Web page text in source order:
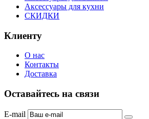
Аксессуары для кухни
СКИДКИ
Клиенту
О нас
Контакты
Доставка
Оставайтесь на связи
E-mail